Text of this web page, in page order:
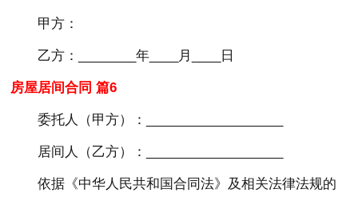
甲方：
乙方：________年____月____日
房屋居间合同 篇6
委托人（甲方）：___________________
居间人（乙方）：___________________
依据《中华人民共和国合同法》及相关法律法规的